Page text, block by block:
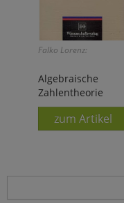
Falko Lorenz:
Algebraische
Zahlentheorie
zum Artikel